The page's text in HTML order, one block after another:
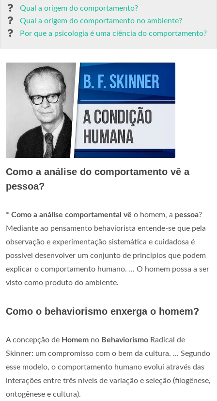
Qual a origem do comportamento?
Qual a origem do comportamento no ambiente?
Por que a psicologia é uma ciência do comportamento?
Como a análise do comportamento vê a
pessoa?
* Como a análise comportamental vê o homem, a pessoa?
Mediante ao pensamento behaviorista entende-se que pela
observação e experimentação sistemática e cuidadosa é
possível desenvolver um conjunto de princípios que podem
explicar o comportamento humano. ... O homem possa a ser
visto como produto do ambiente.
Como o behaviorismo enxerga o homem?
A concepção de Homem no Behaviorismo Radical de
Skinner: um compromisso com o bem da cultura. ... Segundo
esse modelo, o comportamento humano evolui através das
interações entre três níveis de variação e seleção (filogênese,
ontogênese e cultura).